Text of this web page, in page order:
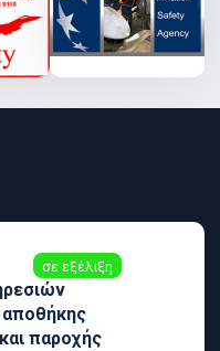
σε εξέλιξη
αποθήκης
παροχής